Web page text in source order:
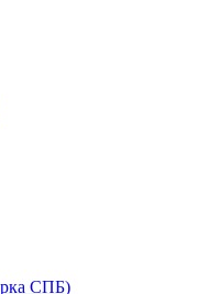
СПБ)